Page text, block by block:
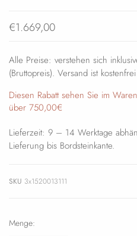
€1.669,00
Alle Preise: verstehen sich
(Bruttopreis). Versand ist kostenfrei
Diesen Rabatt sehen Sie im
über 750,00€
Lieferzeit: 9 – 14 Werktage
Lieferung bis Bordsteinkante.
SKU 3x1520013111
Menge: